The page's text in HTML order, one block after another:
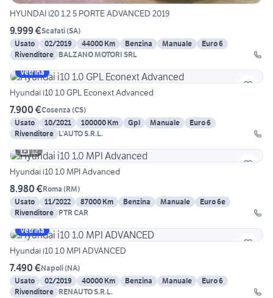
HYUNDAI i20 1.2 5 PORTE ADVANCED 2019
9.999 €Scafati(SA)
Usato
02/2019 44000 Km Benzina Manuale
Euro 6
Rivenditore BALZANO MOTORI SRL
Vetrina
Hyundai i10 1.0 GPL Econext Advanced
7.900 €Cosenza (CS)
Usato
10/2021 100000 Km Gpl Manuale
Euro 6
Rivenditore L'AUTO S.R.L.
12
Hyundai i10 1.0 MPI Advanced
8.980 €Roma (RM)
Usato
11/2022 87000 Km Benzina Manuale
Euro 6e
Rivenditore PTR CAR
Vetrina
Hyundai i10 1.0 MPI ADVANCED
7.490 €Napoli(NA)
Usato
02/2019 40000 Km Benzina Manuale
Euro 6
Rivenditore RENAUTO S.R.L.